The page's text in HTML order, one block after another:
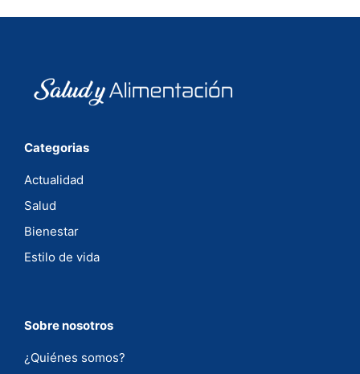
Categorias
Actualidad
Salud
Bienestar
Estilo de vida
Sobre nosotros
¿Quiénes somos?